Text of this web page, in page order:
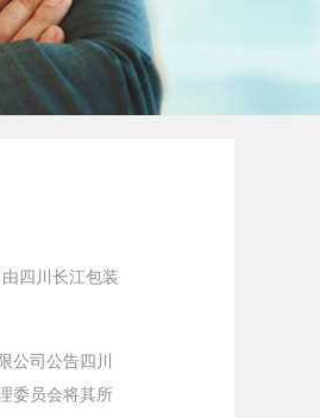
四川长江包装
公司公告四川
委员会将其所